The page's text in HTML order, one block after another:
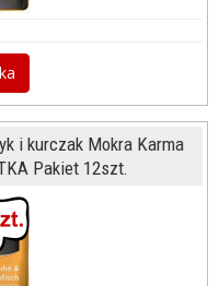
i kurczak Mokra Karma
Pakiet 12szt.